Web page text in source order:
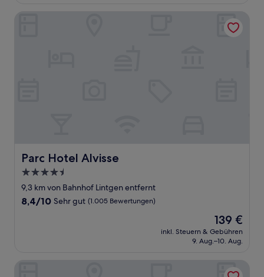
Parc Hotel Alvisse
Parc Hotel Alvisse
4.5-
Sterne-
Unterkunft
9,3 km von Bahnhof Lintgen entfernt
8.4
Bewertungen)
8,4/10 Sehr gut (1.005 Bewertungen)
Der
Preis
beträgt
139 €
inkl. Steuern & Gebühren
9. Aug.–10. Aug.